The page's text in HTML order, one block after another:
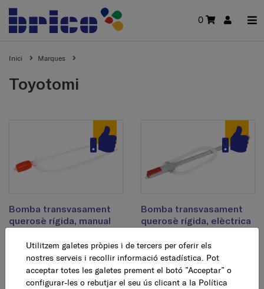
0
Inici Marques
toyotomi
Bomba transvasament
querosè rígida, manual
6,99 € AFEGEIX
Bomba transvasament
querosè rígida, elèctrica
17,99 € AFEGEIX
Utilitzem galetes pròpies i de tercers per oferir els
nostres serveis i recollir informació estadística. Pot
acceptar totes les galetes prement el botó ”Acceptar” o
configurar-les o rebutjar el seu ús clicant a la Política